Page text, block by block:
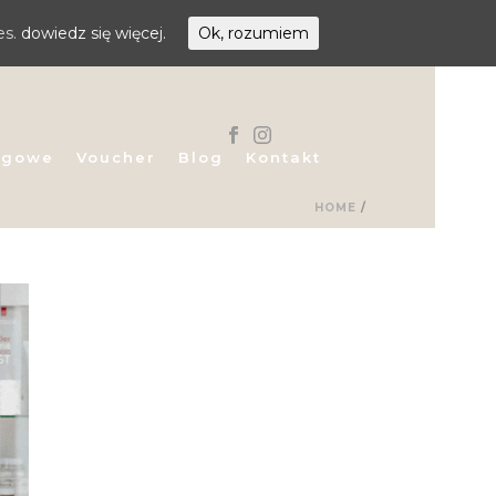
Voucher Blog Kontakt
HOME /
dowiedz się więcej. Ok, rozumiem